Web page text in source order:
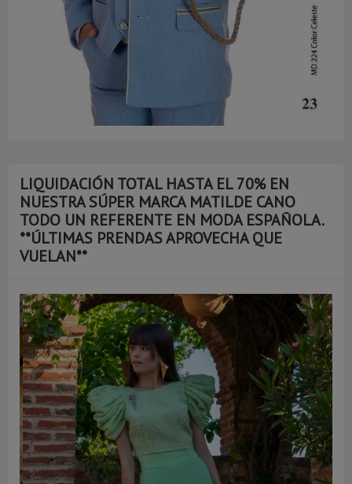
LIQUIDACIÓN TOTAL HASTA EL 70% EN
NUESTRA SÚPER MARCA MATILDE CANO
TODO UN REFERENTE EN MODA ESPAÑOLA.
**ÚLTIMAS PRENDAS APROVECHA QUE
VUELAN**